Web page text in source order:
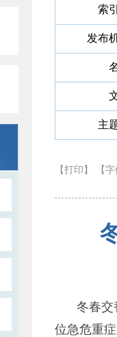
索
发布
主
【打印】 【
冬春交
位急危重